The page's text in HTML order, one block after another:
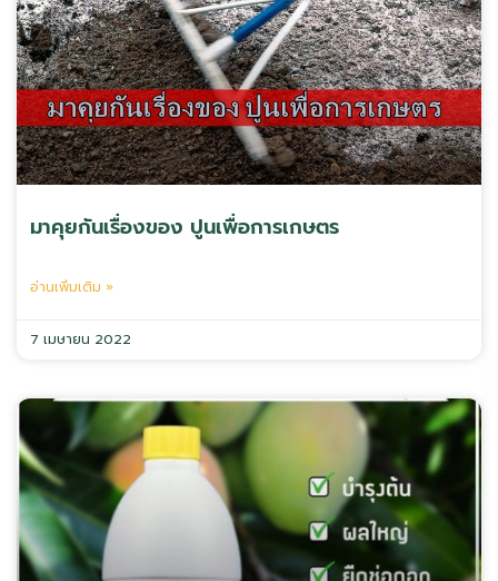
มาคุยกันเรื่องของ ปูนเพื่อการเกษตร
อ่านเพิ่มเติม »
7 เมษายน 2022